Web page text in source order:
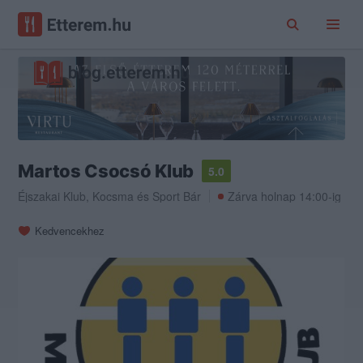
Martos Csocsó Klub
5.0
Éjszakai Klub, Kocsma és Sport Bár Zárva holnap 14:00-ig
Kedvencekhez